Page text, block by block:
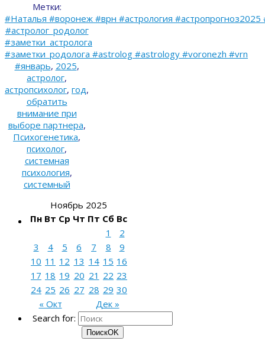
Метки:
#Наталья #воронеж #врн #астрология #астропрогноз2025
#астролог_родолог
#заметки_астролога
#заметки_родолога #astrolog #astrology #voronezh #vrn
#январь, 2025,
астролог,
астропсихолог, год,
обратить
внимание при
выборе партнера,
Психогенетика,
психолог,
системная
психология,
системный
Ноябрь 2025
Пн Вт Ср Чт Пт Сб Вс
« Окт Дек »
1
2
3
4 5 6 7 8
9
10 11 12 13 14 15 16
17 18 19 20 21 22 23
24 25 26 27 28 29 30
Search for:
ПоискOK